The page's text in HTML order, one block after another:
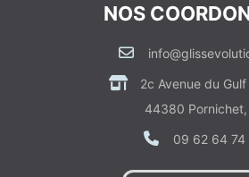
NOS
2c Avenue du
44380
09 62 64 74